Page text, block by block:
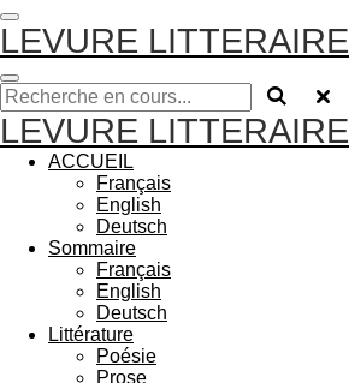
Passer
au
contenu
principal
LEVURE LITTERAIRE
LEVURE LITTERAIRE
ACCUEIL
Français
English
Deutsch
Sommaire
Français
English
Deutsch
Littérature
Poésie
Prose